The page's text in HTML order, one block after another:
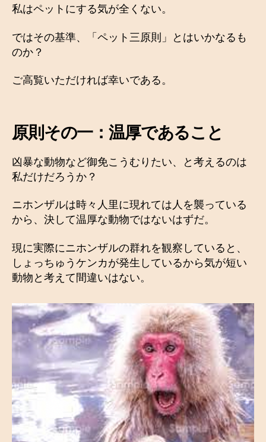
私はペットにする気が全くない。
ではその基準、「ペット三原則」とはいかなるも
のか？
ご高覧いただければ幸いである。
原則その一：温厚であること
凶暴な動物など御免こうむりたい、と考えるのは
私だけだろうか？
ニホンザルは時々人里に現れては人を襲っている
から、決して温厚な動物ではないはずだ。
現に実際にニホンザルの群れを観察していると、
しょっちゅうケンカが発生しているから気が短い
動物と考えて間違いはない。